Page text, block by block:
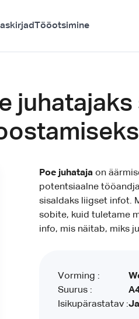
Tööotsimine
Poe juhataja on
potentsiaalne
sisaldaks liigset infot.
sobite, kuid tuletame
info, mis näitab, miks
Vorming :
Suurus :
Isikupärastatav :